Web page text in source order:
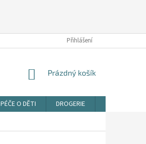
Přihlášení
NÁKUPNÍ
Prázdný košík
PÉČE O DĚTI DROGERIE